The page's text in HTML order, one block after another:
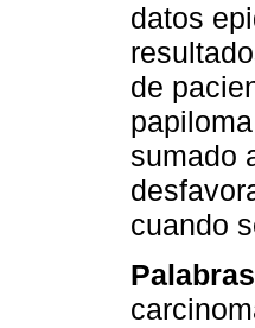
datos
de
sumado
cuando